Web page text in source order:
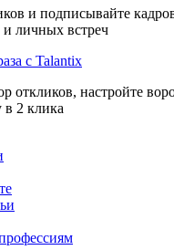
и подписывайте
и личных встреч
с Talantix
откликов, настройте
в 2 клика